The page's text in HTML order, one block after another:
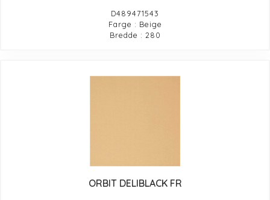
D489471543
Farge : Beige
Bredde : 280
ORBIT DELIBLACK FR